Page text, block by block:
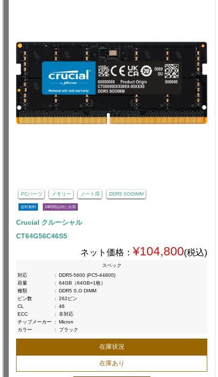
PCパーツ メモリー ノート用 DDR5 SODIMM
送料無料 24時間以内に出荷
Crucial クルーシャル
CT64G56C46S5
ネット価格： ¥104,800(税込)
スペック
対応
:
DDR5-5600 (PC5-44800)
容量
:
64GB（64GB×1枚）
種類
:
DDR5 S.O DIMM
ピン数
:
262ピン
CL
:
46
ECC
:
非対応
チップメーカー
:
Micron
カラー
: ブラック
在庫状況
在庫あり